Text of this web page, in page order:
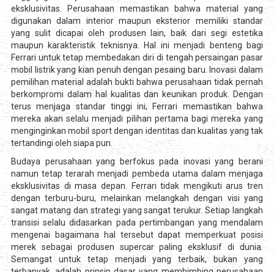
eksklusivitas. Perusahaan memastikan bahwa material yang
digunakan dalam interior maupun eksterior memiliki standar
yang sulit dicapai oleh produsen lain, baik dari segi estetika
maupun karakteristik teknisnya. Hal ini menjadi benteng bagi
Ferrari untuk tetap membedakan diri di tengah persaingan pasar
mobil listrik yang kian penuh dengan pesaing baru. Inovasi dalam
pemilihan material adalah bukti bahwa perusahaan tidak pernah
berkompromi dalam hal kualitas dan keunikan produk. Dengan
terus menjaga standar tinggi ini, Ferrari memastikan bahwa
mereka akan selalu menjadi pilihan pertama bagi mereka yang
menginginkan mobil sport dengan identitas dan kualitas yang tak
tertandingi oleh siapa pun.
Budaya perusahaan yang berfokus pada inovasi yang berani
namun tetap terarah menjadi pembeda utama dalam menjaga
eksklusivitas di masa depan. Ferrari tidak mengikuti arus tren
dengan terburu-buru, melainkan melangkah dengan visi yang
sangat matang dan strategi yang sangat terukur. Setiap langkah
transisi selalu didasarkan pada pertimbangan yang mendalam
mengenai bagaimana hal tersebut dapat memperkuat posisi
merek sebagai produsen supercar paling eksklusif di dunia.
Semangat untuk tetap menjadi yang terbaik, bukan yang